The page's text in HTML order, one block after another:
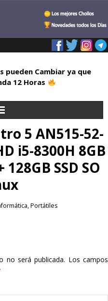
pueden Cambiar ya que
12 Horas
5 AN515-52-
i5-8300H 8GB
SSD SO
,Portátiles
no será publicada. Los campos